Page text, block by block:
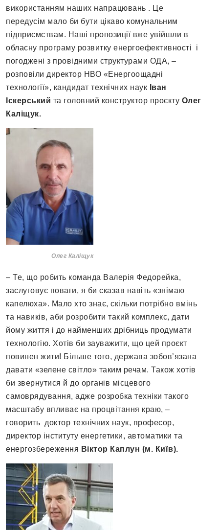
використанням наших напрацювань . Це
передусім мало би бути цікаво комунальним
підприємствам. Наші пропозиції вже увійшли в
обласну програму розвитку енергоефективності і
погоджені з провідними структурами ОДА, –
розповіли директор НВО «Енергоощадні
технології», кандидат технічних наук Іван
Іскерський та головний конструктор проєкту Олег
Каліщук.
Олег Каліщук
– Те, що робить команда Валерія Федорейка,
заслуговує поваги, я би сказав навіть «знімаю
капелюха». Мало хто знає, скільки потрібно вмінь
та навиків, аби розробити такий комплекс, дати
йому життя і до найменших дрібниць продумати
технологію. Хотів би зауважити, що цей проєкт
повинен жити! Більше того, держава зобов’язана
давати «зелене світло» таким речам. Також хотів
би звернутися й до органів місцевого
самоврядування, адже розробка техніки такого
масштабу впливає на процвітання краю, –
говорить доктор технічних наук, професор,
директор інституту енергетики, автоматики та
енергозбереження Віктор Каплун (м. Київ).